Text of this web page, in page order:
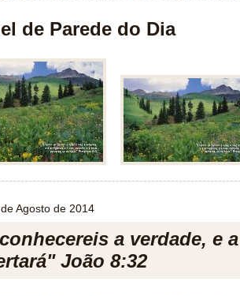
de Parede do Dia
Agosto de 2014
a verdade, e
João 8:32